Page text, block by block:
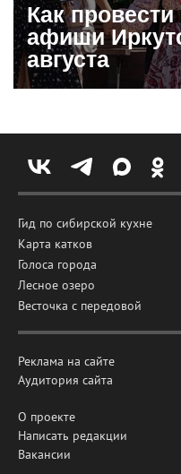
Как
афиши
августа
Гид по сибирской кухне
Карта катков
Голоса города
Лесное озеро
Весточка с передовой
Реклама на сайте
Аудитория сайта
О проекте
Написать редакции
Вакансии